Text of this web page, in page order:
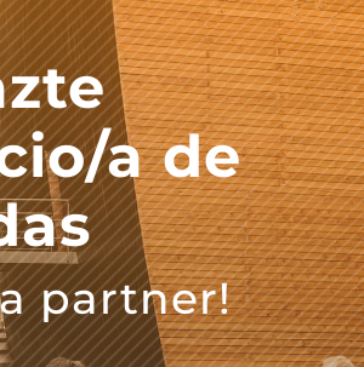
a de
partner!